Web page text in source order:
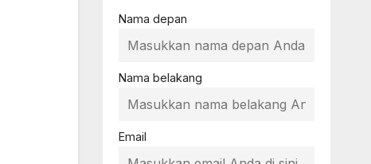
Nama depan
Nama belakang
Email